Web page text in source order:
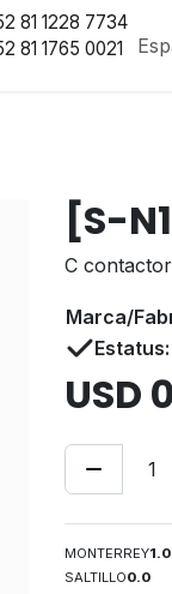
81 1228 7734
81 1765 0021
[S-
C
Marca/
Estatus:
USD
MONTERREY1.0
SALTILLO0.0